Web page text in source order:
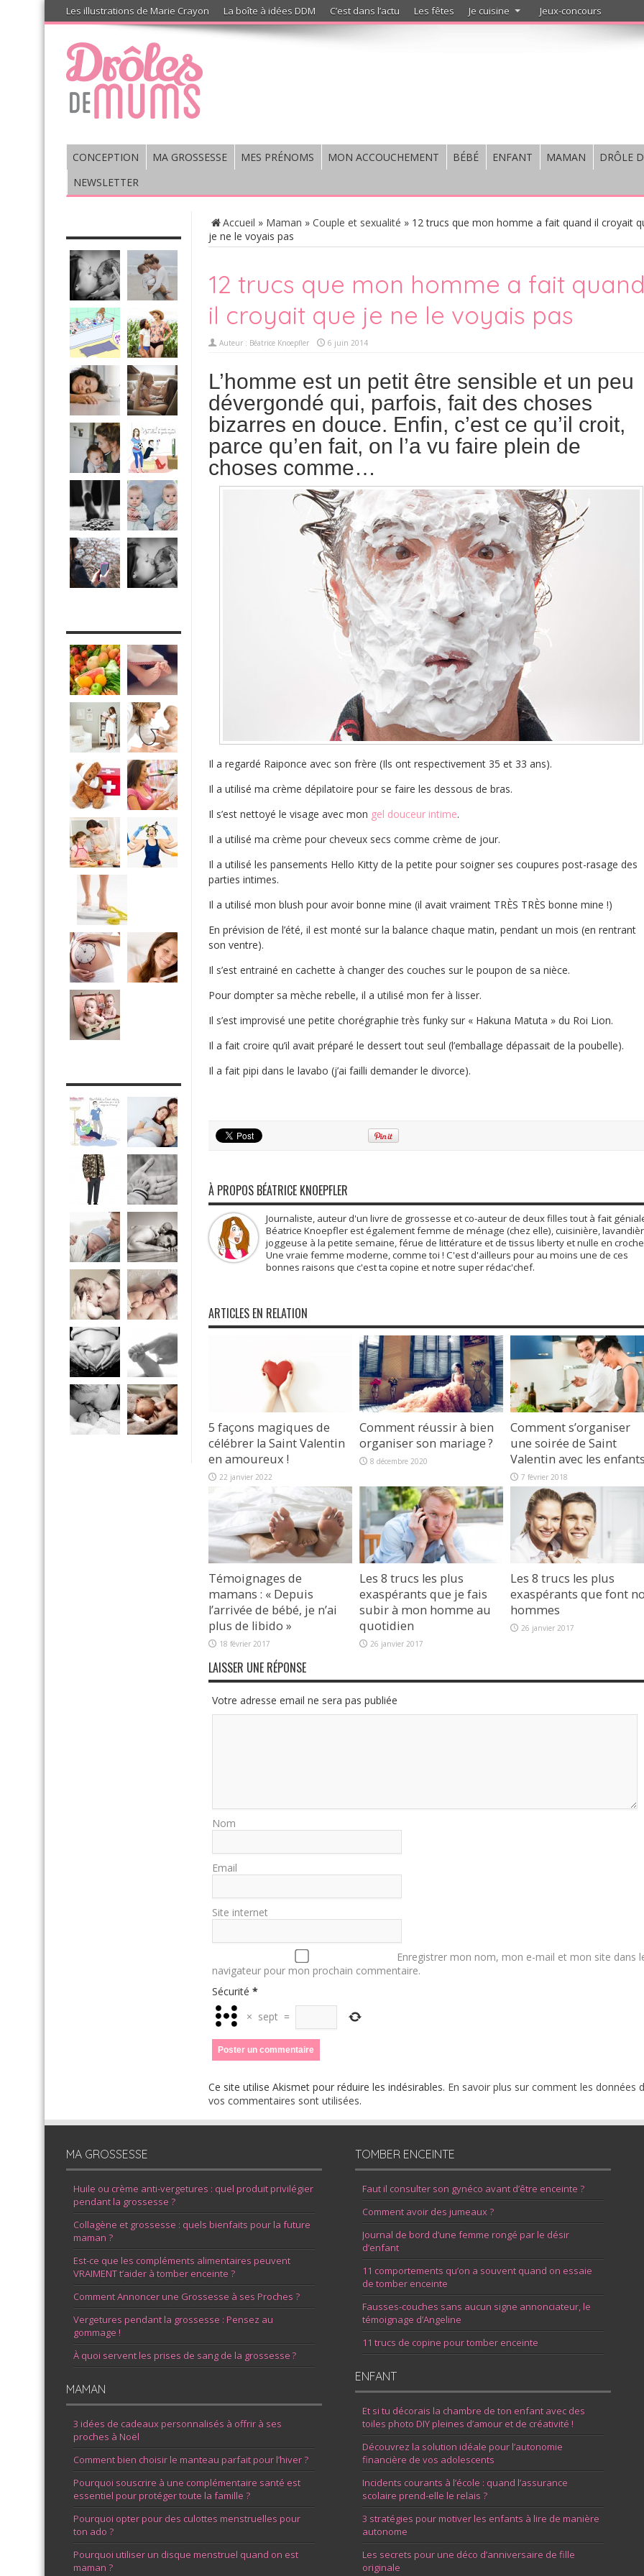
Les illustrations de Marie Crayon La boîte à idées DDM C’est dans l’actu Les fêtes Je cuisine Jeux-concours
CONCEPTION MA GROSSESSE MES PRÉNOMS MON ACCOUCHEMENT BÉBÉ ENFANT MAMAN
DRÔLE
NEWSLETTER
Accueil » Maman » Couple et sexualité » 12 trucs que mon homme a fait quand il croyait
je ne le voyais pas
12 trucs que mon homme a fait
il croyait que je ne le voyais pas
Auteur : Béatrice Knoepfler 6 juin 2014
L’homme est un petit être sensible et un peu
dévergondé qui, parfois, fait des choses
bizarres en douce. Enfin, c’est ce qu’il croit,
parce qu’en fait, on l’a vu faire plein de
choses comme…
Il a regardé Raiponce avec son frère (Ils ont respectivement 35 et 33 ans).
Il a utilisé ma crème dépilatoire pour se faire les dessous de bras.
Il s’est nettoyé le visage avec mon gel douceur intime.
Il a utilisé ma crème pour cheveux secs comme crème de jour.
Il a utilisé les pansements Hello Kitty de la petite pour soigner ses coupures post-rasage des
parties intimes.
Il a utilisé mon blush pour avoir bonne mine (il avait vraiment TRÈS TRÈS bonne mine !)
En prévision de l’été, il est monté sur la balance chaque matin, pendant un mois (en rentrant
son ventre).
Il s’est entrainé en cachette à changer des couches sur le poupon de sa nièce.
Pour dompter sa mèche rebelle, il a utilisé mon fer à lisser.
Il s’est improvisé une petite chorégraphie très funky sur « Hakuna Matuta » du Roi Lion.
Il a fait croire qu’il avait préparé le dessert tout seul (l’emballage dépassait de la poubelle).
Il a fait pipi dans le lavabo (j’ai failli demander le divorce).
À PROPOS BÉATRICE KNOEPFLER
Journaliste, auteur d'un livre de grossesse et co-auteur de deux filles tout à fait
Béatrice Knoepfler est également femme de ménage (chez elle), cuisinière,
joggeuse à la petite semaine, férue de littérature et de tissus liberty et nulle en
Une vraie femme moderne, comme toi ! C'est d'ailleurs pour au moins une de ces
bonnes raisons que c'est ta copine et notre super rédac'chef.
ARTICLES EN RELATION
5 façons magiques de
célébrer la Saint Valentin
en amoureux !
22 janvier 2022
Comment réussir à bien
organiser son mariage ?
8 décembre 2020
Comment s’organiser
une soirée de Saint
Valentin avec les
7 février 2018
Témoignages de
mamans : « Depuis
l’arrivée de bébé, je n’ai
plus de libido »
18 février 2017
Les 8 trucs les plus
exaspérants que je fais
subir à mon homme au
quotidien
26 janvier 2017
Les 8 trucs les plus
exaspérants que font
hommes
26 janvier 2017
LAISSER UNE RÉPONSE
Votre adresse email ne sera pas publiée
Nom
Email
Site internet
Enregistrer mon nom, mon e-mail et mon site dans
navigateur pour mon prochain commentaire.
Sécurité *
× sept =
Ce site utilise Akismet pour réduire les indésirables. En savoir plus sur comment les données
vos commentaires sont utilisées.
MA GROSSESSE
Huile ou crème anti-vergetures : quel produit privilégier
pendant la grossesse ?
Collagène et grossesse : quels bienfaits pour la future
maman ?
Est-ce que les compléments alimentaires peuvent
VRAIMENT t’aider à tomber enceinte ?
Comment Annoncer une Grossesse à ses Proches ?
Vergetures pendant la grossesse : Pensez au
gommage !
À quoi servent les prises de sang de la grossesse ?
MAMAN
3 idées de cadeaux personnalisés à offrir à ses
proches à Noël
Comment bien choisir le manteau parfait pour l’hiver ?
Pourquoi souscrire à une complémentaire santé est
essentiel pour protéger toute la famille ?
Pourquoi opter pour des culottes menstruelles pour
ton ado ?
Pourquoi utiliser un disque menstruel quand on est
maman ?
TOMBER ENCEINTE
Faut il consulter son gynéco avant d’être enceinte ?
Comment avoir des jumeaux ?
Journal de bord d’une femme rongé par le désir
d’enfant
11 comportements qu’on a souvent quand on essaie
de tomber enceinte
Fausses-couches sans aucun signe annonciateur, le
témoignage d’Angeline
11 trucs de copine pour tomber enceinte
ENFANT
Et si tu décorais la chambre de ton enfant avec des
toiles photo DIY pleines d’amour et de créativité !
Découvrez la solution idéale pour l’autonomie
financière de vos adolescents
Incidents courants à l’école : quand l’assurance
scolaire prend-elle le relais ?
3 stratégies pour motiver les enfants à lire de manière
autonome
Les secrets pour une déco d’anniversaire de fille
originale